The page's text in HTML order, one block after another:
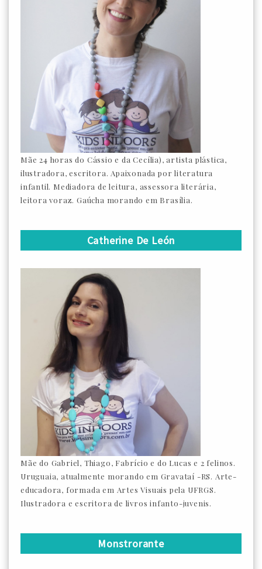
Mãe 24 horas do Cássio e da Cecília), artista plástica,
ilustradora, escritora. Apaixonada por literatura
infantil. Mediadora de leitura, assessora literária,
leitora voraz. Gaúcha morando em Brasília.
Catherine De León
Mãe do Gabriel, Thiago, Fabrício e do Lucas e 2 felinos.
Uruguaia, atualmente morando em Gravataí -RS. Arte-
educadora, formada em Artes Visuais pela UFRGS.
Ilustradora e escritora de livros infanto-juvenis.
Monstrorante